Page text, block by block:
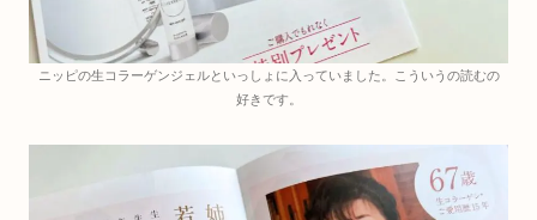
ニッピの生コラーゲンジェルといっしょに入っていました。こういうの読むの
好きです。